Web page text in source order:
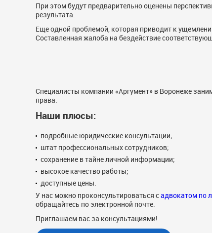
При этом будут предварительно оценены
результата.
Еще одной проблемой, которая приводит к
Составленная жалоба на бездействие
Специалисты компании «Аргумент» в Воронеже
права.
Наши плюсы:
подробные юридические консультации;
штат профессиональных сотрудников;
сохранение в тайне личной информации;
высокое качество работы;
доступные цены.
У нас можно проконсультироваться садвокатом по
обращайтесь по электронной почте.
Приглашаем вас за консультациями!